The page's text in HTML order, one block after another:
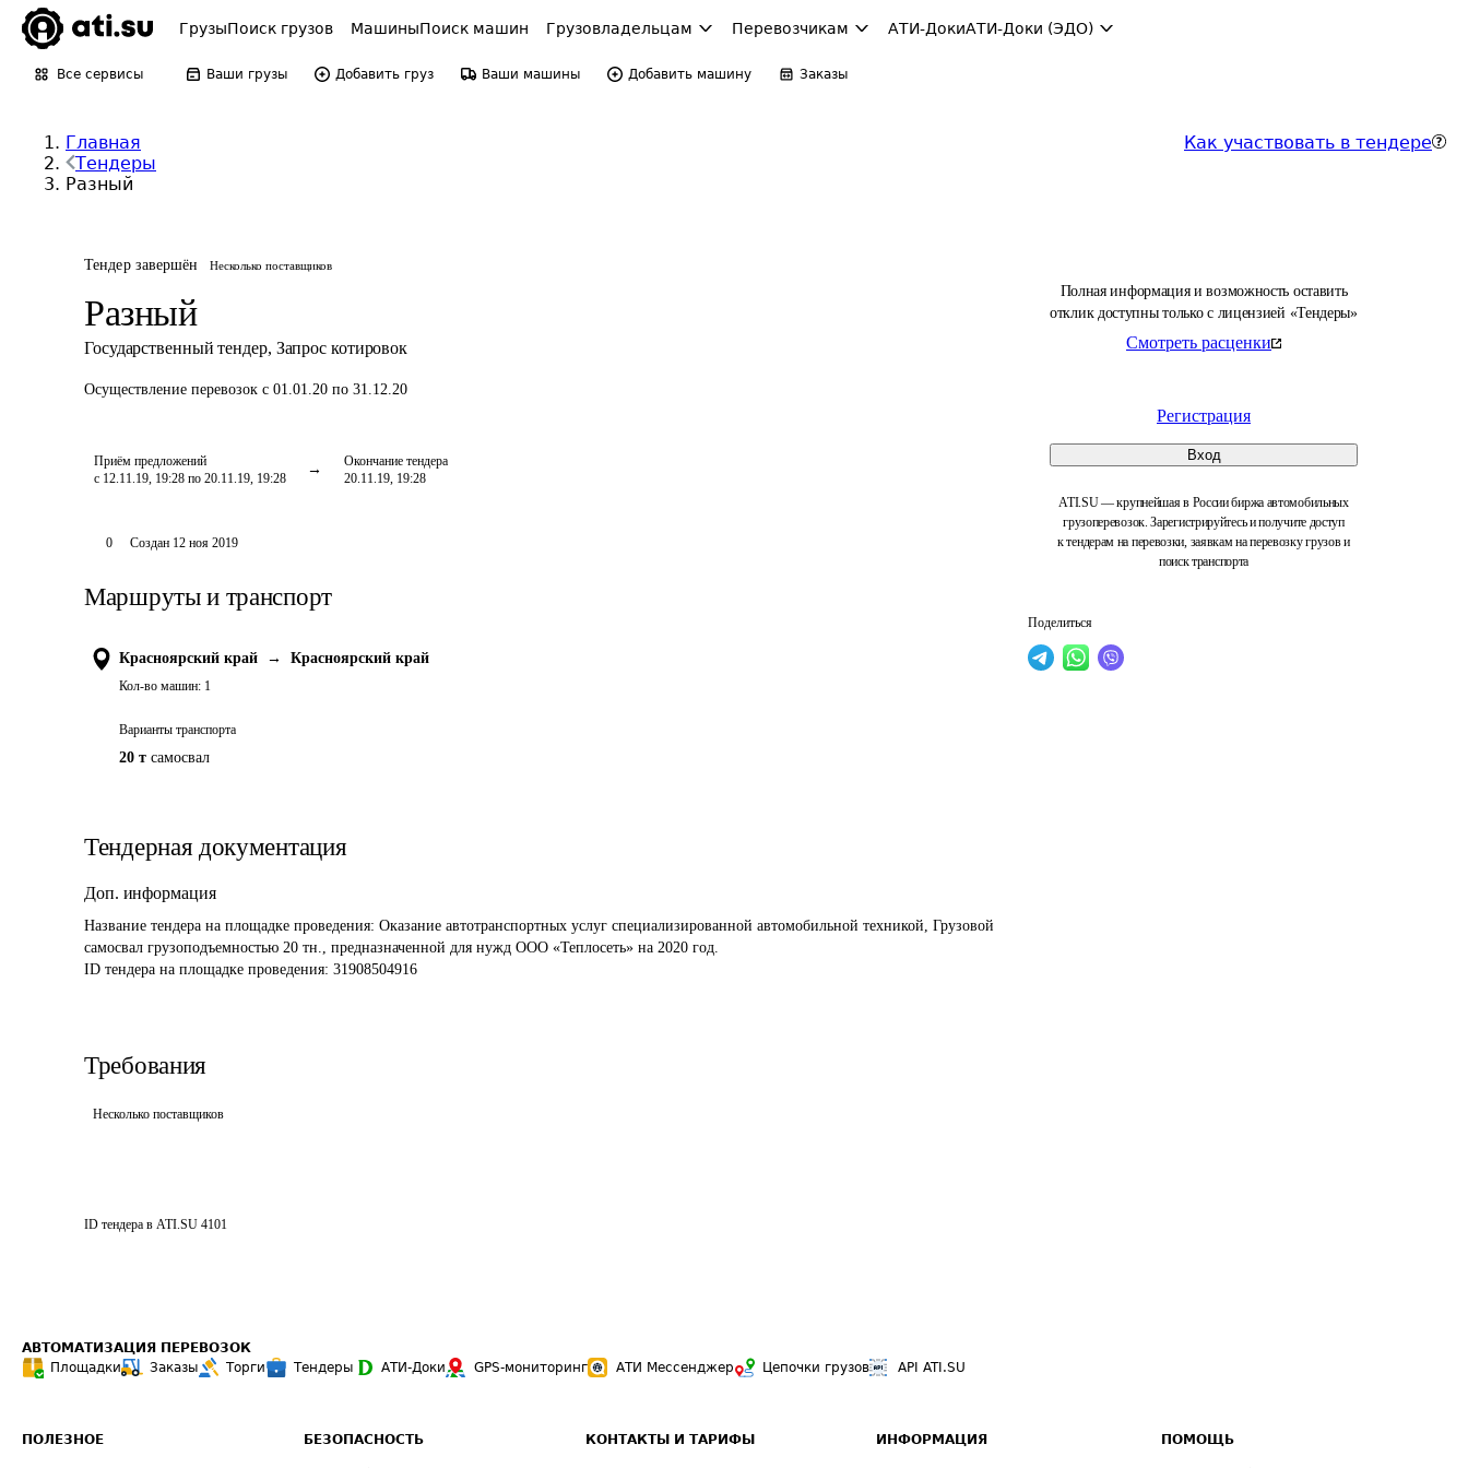
ГрузыПоиск грузов МашиныПоиск машин Грузовладельцам Перевозчикам АТИ-ДокиАТИ-Доки (ЭДО)
Все сервисы Ваши грузы Добавить груз Ваши машины Добавить машину Заказы
Главная
Тендеры
Разный
Как участвовать в тендере
Тендер завершён Несколько поставщиков
Разный
Государственный тендер, Запрос котировок
Осуществление перевозок с 01.01.20 по 31.12.20
Приём предложений
с 12.11.19, 19:28 по 20.11.19, 19:28
Окончание тендера
20.11.19, 19:28
Полная информация и возможность оставить
отклик доступны только с лицензией «Тендеры»
Смотреть расценки
Регистрация
Вход
ATI.SU — крупнейшая в России биржа автомобильных
грузоперевозок. Зарегистрируйтесь и получите доступ
к тендерам на перевозки, заявкам на перевозку грузов и
поиск транспорта
Поделиться
0 Создан 12 ноя 2019
Маршруты и транспорт
Красноярский край → Красноярский край
Кол-во машин: 1
Варианты транспорта
20 т самосвал
Тендерная документация
Доп. информация
Название тендера на площадке проведения: Оказание автотранспортных услуг специализированной автомобильной техникой, Грузовой
самосвал грузоподъемностью 20 тн., предназначенной для нужд ООО «Теплосеть» на 2020 год.
ID тендера на площадке проведения: 31908504916
Требования
Несколько поставщиков
ID тендера в ATI.SU 4101
АВТОМАТИЗАЦИЯ ПЕРЕВОЗОК
Площадки
Заказы Торги Тендеры АТИ-Доки GPS-мониторинг АТИ Мессенджер Цепочки грузов API ATI.SU
ПОЛЕЗНОЕ БЕЗОПАСНОСТЬ КОНТАКТЫ И ТАРИФЫ ИНФОРМАЦИЯ ПОМОЩЬ